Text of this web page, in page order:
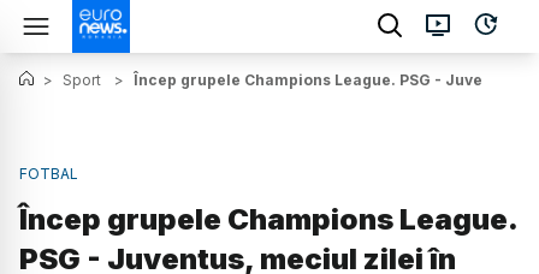
> Sport > Încep grupele Champions League. PSG - Juventus,
FOTBAL
Încep grupele Champions League.
PSG - Juventus, meciul zilei în